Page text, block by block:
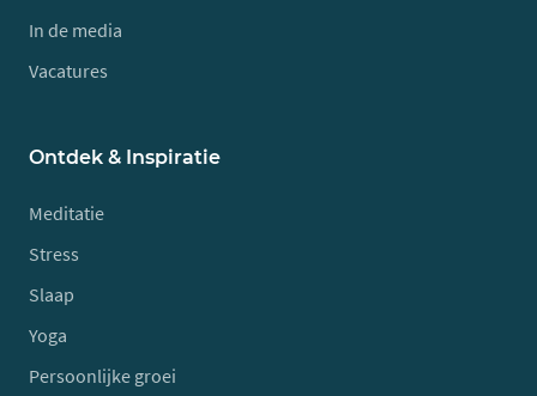
In de media
Vacatures
Ontdek & Inspiratie
Meditatie
Stress
Slaap
Yoga
Persoonlijke groei